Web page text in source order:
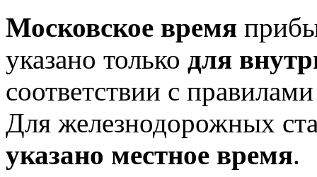
Московское время
указано только для
соответствии с
Для железнодорожных
указано местное время.